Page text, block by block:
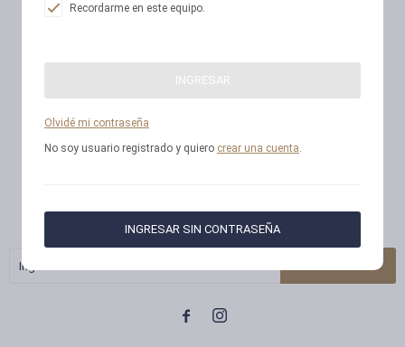
Recordarme en este equipo.
INGRESAR
Olvidé mi contraseña
No soy usuario registrado y quiero crear una cuenta
INGRESAR SIN CONTRASEÑA
¡Suscribite y recibí todas nuestras novedades!
 